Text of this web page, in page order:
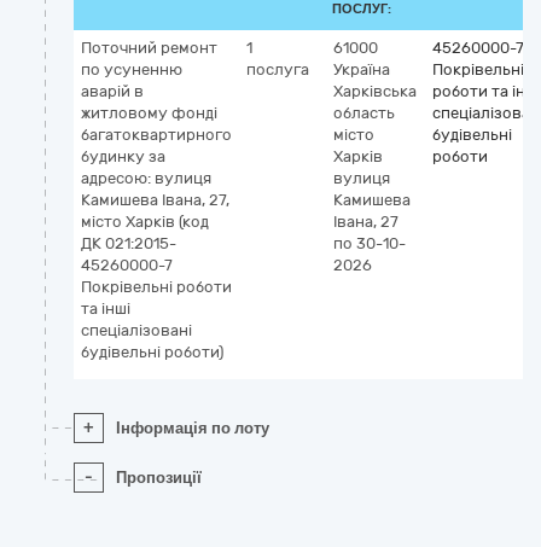
ПОСЛУГ:
Поточний ремонт
по усуненню
аварій в
житловому фонді
багатоквартирного
будинку за
адресою: вулиця
Камишева Івана, 27,
місто Харків (код
ДК 021:2015-
45260000-7
Покрівельні роботи
та інші
спеціалізовані
будівельні роботи)
1
послуга
61000
Україна
Харківська
область
місто
Харків
вулиця
Камишева
Івана, 27
по 30-10-
2026
45260000-7
Покрівельні
роботи та інші
будівельні
роботи
+ Інформація по лоту
- Пропозиції